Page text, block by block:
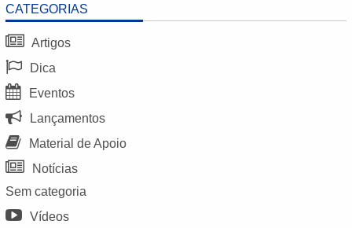
CATEGORIAS
Artigos
Dica
Eventos
Lançamentos
Material de Apoio
Notícias
Sem categoria
Vídeos